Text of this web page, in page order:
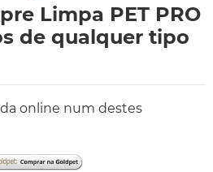
Limpa PET PRO
de qualquer tipo
online num destes